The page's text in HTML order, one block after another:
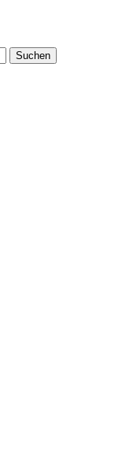
Suchen